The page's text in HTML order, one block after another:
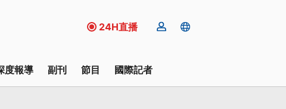
24H直播
度報導 副刊 節目 國際記者